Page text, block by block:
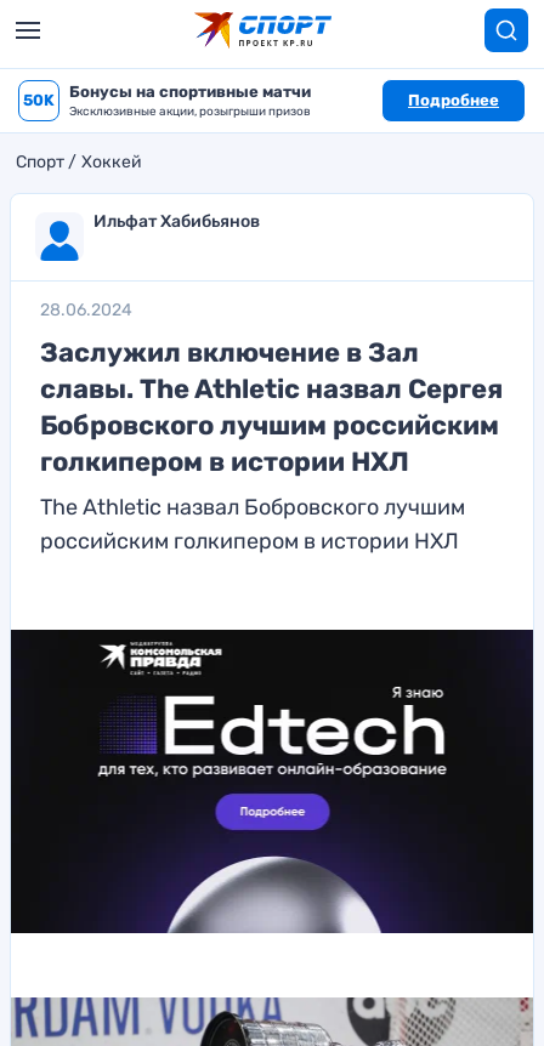
50K Бонусы на спортивные матчи
Эксклюзивные акции, розыгрыши призов
Подробнее
Спорт Хоккей
Ильфат Хабибьянов
28.06.2024
Заслужил включение в Зал
славы. The Athletic назвал Сергея
Бобровского лучшим российским
голкипером в истории НХЛ
The Athletic назвал Бобровского лучшим
российским голкипером в истории НХЛ